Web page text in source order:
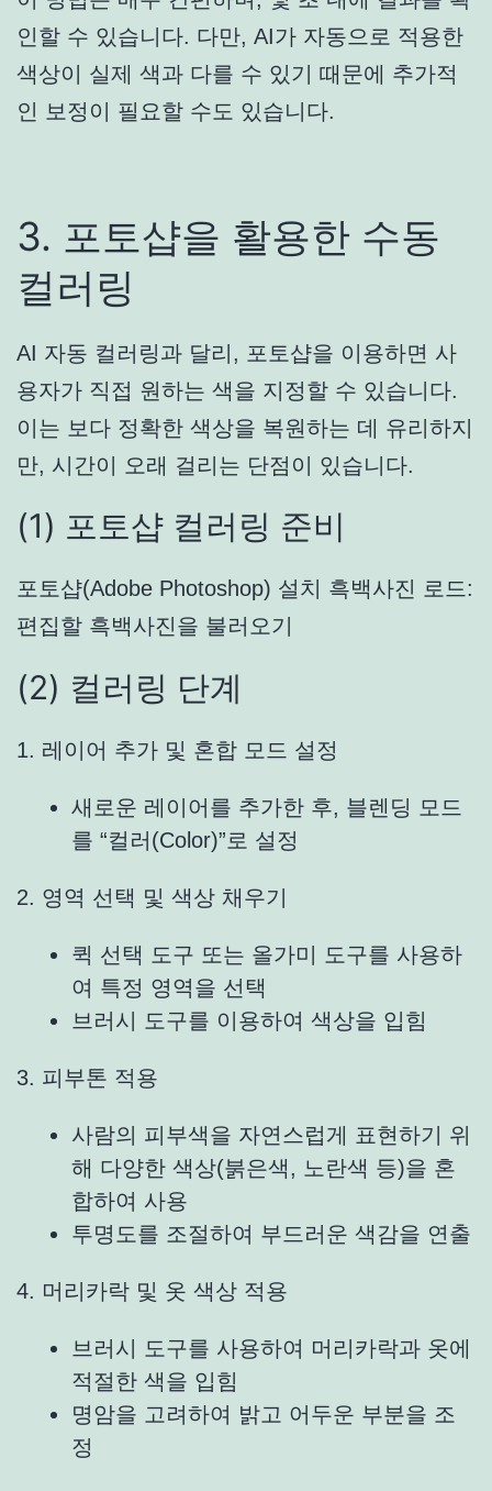
인할 수 있습니다. 다만, AI가 자동으로 적용한
색상이 실제 색과 다를 수 있기 때문에 추가적
인 보정이 필요할 수도 있습니다.
3. 포토샵을 활용한 수동
컬러링
AI 자동 컬러링과 달리, 포토샵을 이용하면 사
용자가 직접 원하는 색을 지정할 수 있습니다.
이는 보다 정확한 색상을 복원하는 데 유리하지
만, 시간이 오래 걸리는 단점이 있습니다.
(1) 포토샵 컬러링 준비
포토샵(Adobe Photoshop) 설치 흑백사진 로드:
편집할 흑백사진을 불러오기
(2) 컬러링 단계
1. 레이어 추가 및 혼합 모드 설정
새로운 레이어를 추가한 후, 블렌딩 모드
를 “컬러(Color)”로 설정
2. 영역 선택 및 색상 채우기
퀵 선택 도구 또는 올가미 도구를 사용하
여 특정 영역을 선택
브러시 도구를 이용하여 색상을 입힘
3. 피부톤 적용
사람의 피부색을 자연스럽게 표현하기 위
해 다양한 색상(붉은색, 노란색 등)을 혼
합하여 사용
투명도를 조절하여 부드러운 색감을 연출
4. 머리카락 및 옷 색상 적용
브러시 도구를 사용하여 머리카락과 옷에
적절한 색을 입힘
명암을 고려하여 밝고 어두운 부분을 조
정